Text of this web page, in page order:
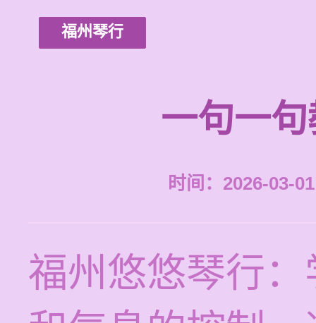
福州琴行
一句一
时间：2026-03-
福州悠悠琴行